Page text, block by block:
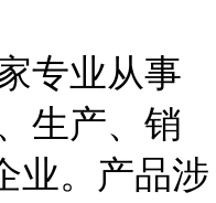
专业从事
生产、销
业。产品涉